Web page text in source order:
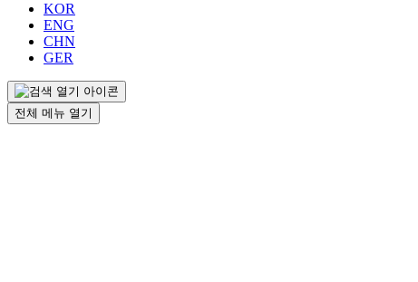
KOR
ENG
CHN
GER
전체 메뉴 열기